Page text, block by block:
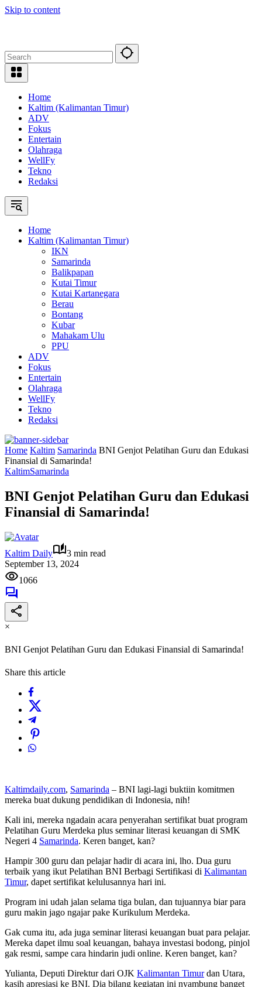
Skip to content
Home
Kaltim (Kalimantan Timur)
ADV
Fokus
Entertain
Olahraga
WellFy
Tekno
Redaksi
Home
Kaltim (Kalimantan Timur)
IKN
Samarinda
Balikpapan
Kutai Timur
Kutai Kartanegara
Berau
Bontang
Kubar
Mahakam Ulu
PPU
ADV
Fokus
Entertain
Olahraga
WellFy
Tekno
Redaksi
Home Kaltim Samarinda BNI Genjot Pelatihan Guru dan Edukasi
Finansial di Samarinda!
KaltimSamarinda
BNI Genjot Pelatihan Guru dan Edukasi
Finansial di Samarinda!
Kaltim Daily
3 min read
September 13, 2024
1066
×
BNI Genjot Pelatihan Guru dan Edukasi Finansial di Samarinda!
Share this article
Kaltimdaily.com, Samarinda – BNI lagi-lagi buktiin komitmen
mereka buat dukung pendidikan di Indonesia, nih!
Kali ini, mereka ngadain acara penyerahan sertifikat buat program
Pelatihan Guru Merdeka plus seminar literasi keuangan di SMK
Negeri 4 Samarinda. Keren banget, kan?
Hampir 300 guru dan pelajar hadir di acara ini, lho. Dua guru
terbaik yang ikut Pelatihan BNI Berbagi Sertifikasi di Kalimantan
Timur, dapet sertifikat kelulusannya hari ini.
Program ini udah jalan selama tiga bulan, dan tujuannya biar para
guru makin jago ngajar pake Kurikulum Merdeka.
Gak cuma itu, ada juga seminar literasi keuangan buat para pelajar.
Mereka dapet ilmu soal keuangan, bahaya investasi bodong, pinjol
gak resmi, sampe cara hindarin judi online. Keren banget, kan?
Yulianta, Deputi Direktur dari OJK Kalimantan Timurdan Utara,
kasih apresiasi ke BNI. Dia bilang kegiatan ini nyambung banget